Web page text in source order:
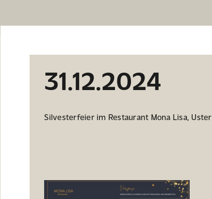
31.12.2024
Silvesterfeier im Restaurant Mona Lisa, Uster